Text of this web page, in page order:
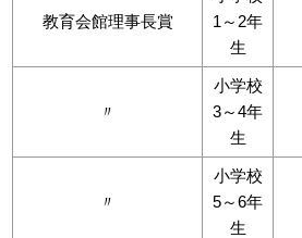
教育会館理事長賞
1～2年
生
〃
小学校
3～4年
生
〃
小学校
5～6年
生